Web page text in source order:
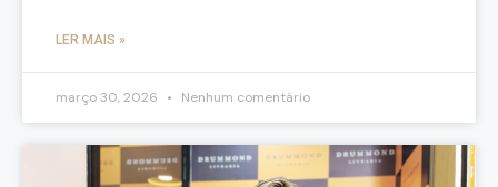
LER MAIS »
março 30, 2026 Nenhum comentário